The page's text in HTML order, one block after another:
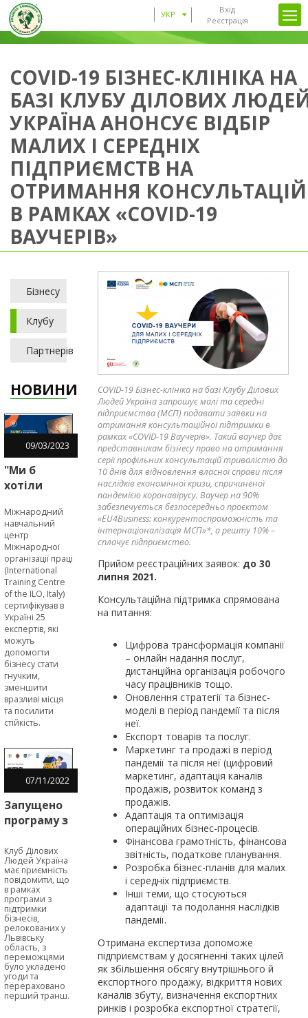
Вхід
Реєстрація
УКР
COVID-19 БІЗНЕС-КЛІНІКА НА
БАЗІ КЛУБУ ДІЛОВИХ
УКРАЇНА АНОНСУЄ ВІДБІР
МАЛИХ І СЕРЕДНІХ
ПІДПРИЄМСТВ НА
ОТРИМАННЯ КОНСУЛЬТАЦІЙ
В РАМКАХ «COVID-19
ВАУЧЕРІВ»
Бізнесу
Клубу
Партнерів
НОВИНИ
09/03/2023
"Ми б
хотіли
SURE-
навчання
раніше", -
підприємці
в межах
EU4Business
Міжнародний
навчальний
центр
Міжнародної
організації праці
(International
Training Centre
of the ILO, Italy)
сертифікував в
Україні 25
експертів, які
можуть
допомогти
бізнесу стати
гнучким,
зменшити
вразливі місця
та посилити
стійкість.
07/11/2022
Запущено
програму з
мікрогрантів
для
бізнесів,
релокованих
у Львівську
область
Клуб Ділових
Людей Україна
має приємність
повідомити, що
в рамках
програми з
підтримки
бізнесів,
релокованих у
Львівську
область, з
переможцями
було укладено
угоди та
перераховано
перший транш.
COVID-19 Бізнес-клініка на базі Клубу Ділових
Людей Україна запрошує малі та середні
підприємства (МСП) подавати заявки на
отримання консультаційної підтримки в
рамках «COVID-19 Ваучерів». Такий ваучер дає
представникам бізнесу право на отримання
серії профільних консультацій тривалістю до
10 днів для відновлення власної справи після
наслідків економічної кризи, спричиненої
пандемією коронавірусу. Ваучер на 90%
забезпечується безпосередньо проєктом
«EU4Business: конкурентоспроможність та
інтернаціоналізація МСП»*, а решту 10% –
сплачує підприємство.
Прийом реєстраційних заявок: до 30
липня 2021.
Консультаційна підтримка спрямована
на питання:
Цифрова трансформація компанії
– онлайн надання послуг,
дистанційна організація робочого
часу працівників тощо.
Оновлення стратегії та бізнес-
моделі в період пандемії та після
неї.
Експорт товарів та послуг.
Маркетинг та продажі в період
пандемії та після неї (цифровий
маркетинг, адаптація каналів
продажів, розвиток команд з
продажів.
Адаптація та оптимізація
операційних бізнес-процесів.
Фінансова грамотність, фінансова
звітність, податкове планування.
Розробка бізнес-планів для малих
і середніх підприємств.
Інші теми, що стосуються
адаптації та подолання наслідків
пандемії.
Отримана експертиза допоможе
підприємствам у досягненні таких цілей
як збільшення обсягу внутрішнього й
експортного продажу, відкриття нових
каналів збуту, визначення експортних
ринків і розробка експортної стратегії,